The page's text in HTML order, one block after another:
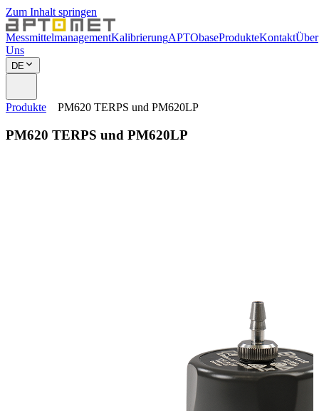
Zum Inhalt springen
MessmittelmanagementKalibrierungAPTObaseProdukteKontaktÜber
Uns
DE
Produkte PM620 TERPS und PM620LP
PM620 TERPS und PM620LP